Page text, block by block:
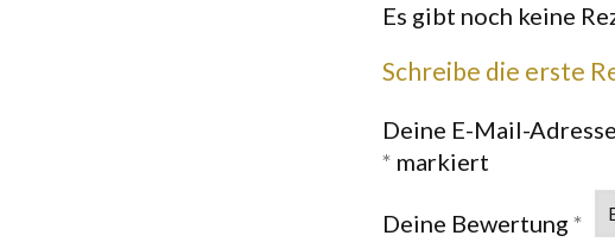
Es gibt noch keine
Schreibe die erste
Deine E-Mail-
* markiert
Deine Bewertung *